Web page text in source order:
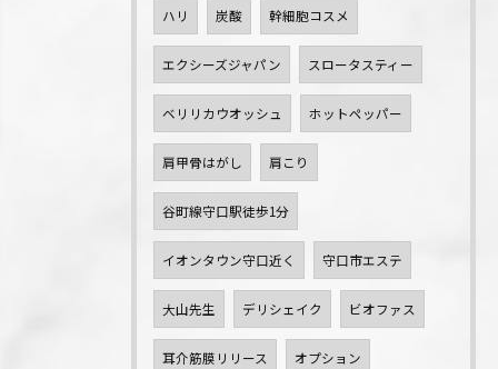
ハリ 炭酸 幹細胞コスメ
エクシーズジャパン スロータスティー
ベリリカウオッシュ ホットペッパー
肩甲骨はがし 肩こり
谷町線守口駅徒歩1分
イオンタウン守口近く 守口市エステ
大山先生 デリシェイク ビオファス
耳介筋膜リリース オプション